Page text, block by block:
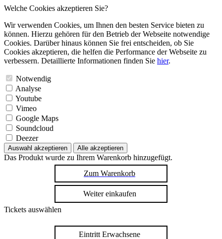
Welche Cookies akzeptieren Sie?
Wir verwenden Cookies, um Ihnen den besten Service bieten zu
können. Hierzu gehören für den Betrieb der Webseite notwendige
Cookies. Darüber hinaus können Sie frei entscheiden, ob Sie
Cookies akzeptieren, die helfen die Performance der Webseite zu
verbessern. Detaillierte Informationen finden Sie hier.
Notwendig
Analyse
Youtube
Vimeo
Google Maps
Soundcloud
Deezer
Auswahl akzeptieren Alle akzeptieren
Das Produkt wurde zu Ihrem Warenkorb hinzugefügt.
Zum Warenkorb
Weiter einkaufen
Tickets auswählen
Eintritt Erwachsene